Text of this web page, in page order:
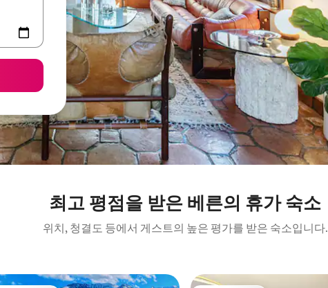
최고 평점을 받은 베른의 휴가 숙소
위치, 청결도 등에서 게스트의 높은 평가를 받은 숙소입니다.